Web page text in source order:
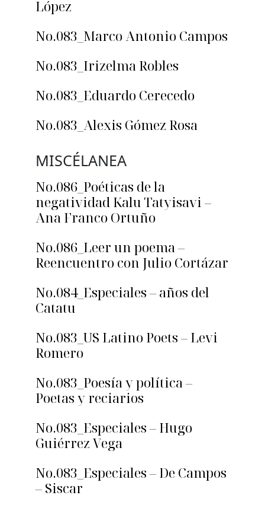
López
No.083_Marco Antonio Campos
No.083_Irizelma Robles
No.083_Eduardo Cerecedo
No.083_Alexis Gómez Rosa
MISCÉLANEA
No.086_Poéticas de la
negatividad Kalu Tatyisavi –
Ana Franco Ortuño
No.086_Leer un poema –
Reencuentro con Julio Cortázar
No.084_Especiales – años del
Catatu
No.083_US Latino Poets – Levi
Romero
No.083_Poesía y política –
Poetas y reciarios
No.083_Especiales – Hugo
Guiérrez Vega
No.083_Especiales – De Campos
– Siscar